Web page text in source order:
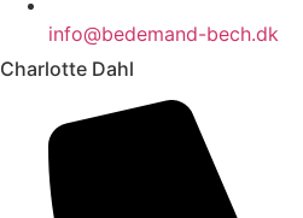
info@bedemand-bech.dk
Charlotte Dahl